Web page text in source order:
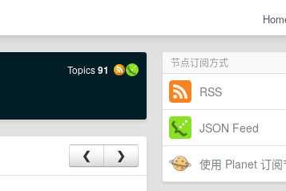
节点订阅方式
RSS
JSON Feed
使用 Planet 订
Topics91
❮ ❯